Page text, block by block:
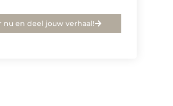
nu en deel jouw verhaal!